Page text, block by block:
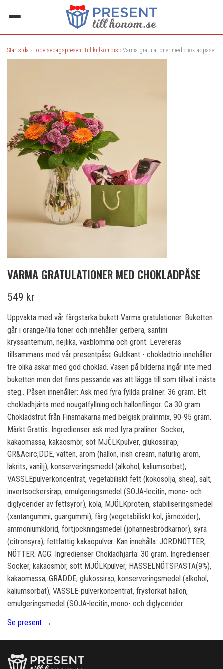
Startsida › Födelsedagspresent till killkompis › Varma gratulationer med chokladpåse
VARMA GRATULATIONER MED CHOKLADPÅSE
549 kr
Uppvakta med vår färgstarka bukett Varma gratulationer. Buketten
går i orange/lila toner och innehåller gerbera, santini
kryssantemum, nejlika, vaxblomma och grönt. Levereras
tillsammans med vår presentpåse Guldkant - chokladtrio innehåller
tre olika askar med god choklad. Vasen på bilderna ingår inte med
buketten men det finns passande vas att lägga till som tillval i nästa
steg.. Påsen innehåller: Ask med fyra fyllda praliner. 36 gram. Ett
chokladhjärta med nougatfyllning och hallonflingor. Ca 30 gram
Chokladstrut från Finsmakarna med belgisk pralinmix, 90-95 gram.
Märkt Grattis. Ingredienser ask med fyra praliner: Socker,
kakaomassa, kakaosmör, söt MJÖLKpulver, glukossirap,
GR&Acirc;DDE, vatten, arom (hallon, irish cream, naturlig arom,
lakrits, vanilj), konserveringsmedel (alkohol, kaliumsorbat),
VASSLEpulverkoncentrat, vegetabiliskt fett (kokosolja, shea), salt,
invertsockersirap, emulgeringsmedel (SOJA-lecitin, mono- och
diglycerider av fettsyror), kola, MJÖLKprotein, stabiliseringsmedel
(xantangummi, guargummi), färg (vegetabiliskt kol, järnoxider),
ammoniumklorid, förtjockningsmedel (johannesbrödkärnor), syra
(citronsyra), fettfattig kakaopulver. Kan innehålla: JORDNÖTTER,
NÖTTER, ÄGG. Ingredienser Chokladhjärta: 30 gram. Ingredienser:
Socker, kakaosmör, sött MJÖLKpulver, HASSELNÖTSPASTA(9%),
kakaomassa, GRÄDDE, glukossirap, konserveringsmedel (alkohol,
kaliumsorbat), VASSLE-pulverkoncentrat, frystorkat hallon,
emulgeringsmedel (SOJA-lecitin, mono- och diglycerider
Se present →